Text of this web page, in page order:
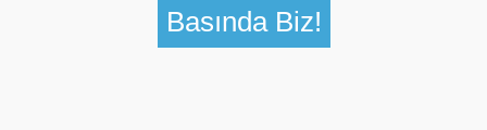
Basında Biz!